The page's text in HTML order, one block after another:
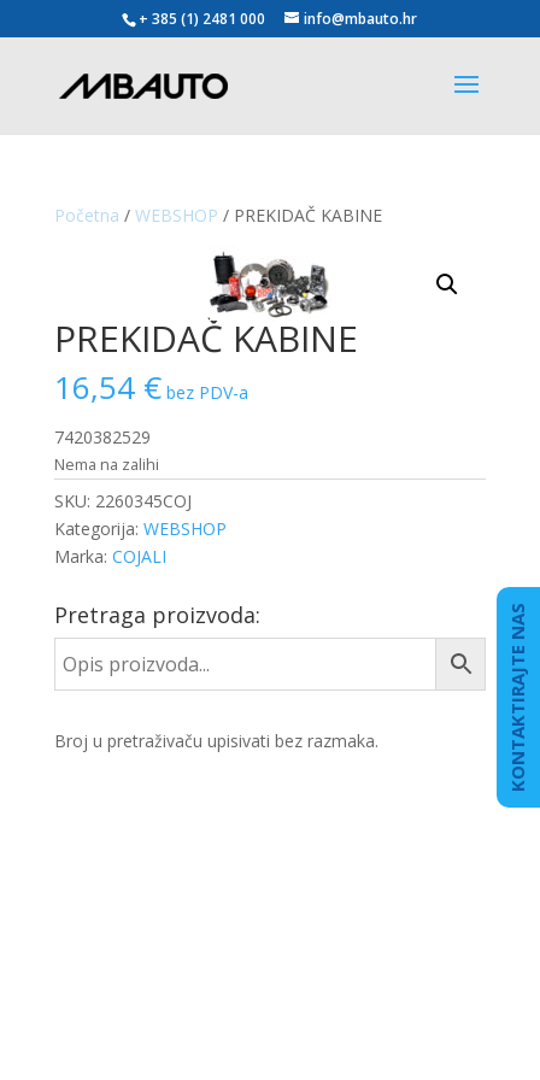
+ 385 (1) 2481 000 info@mbauto.hr
Početna / WEBSHOP / PREKIDAČ KABINE
PREKIDAČ KABINE
16,54 € bez PDV-a
7420382529
Nema na zalihi
SKU: 2260345COJ
Kategorija: WEBSHOP
Marka: COJALI
Pretraga proizvoda:
Broj u pretraživaču upisivati bez razmaka. KONTAKTIRAJTE NAS